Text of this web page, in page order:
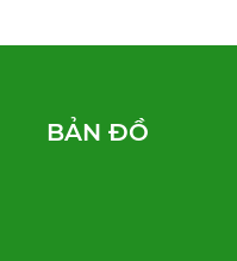
BẢN ĐỒ